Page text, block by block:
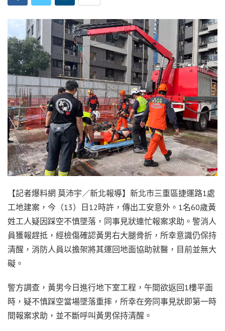
【記者爆料網 莫沛宇／新北報導】新北市三重區捷運路1處
工地建案，今（13）日12時許，傳出工安意外。1名60歲黃
姓工人疑因踩空不慎墜落，同事見狀連忙報案求助。警消人
員獲報趕抵，經檢傷確認黃男右大腿骨折，所幸意識仍保持
清醒，消防人員以擔架將其運回地面協助就醫，目前並無大
礙。
警方調查，黃男今日進行地下室工程，午間欲返回1樓平面
時，疑不慎踩空當場墜落重摔，所幸在旁同事見狀即第一時
間報案求助，並不斷呼叫黃男保持清醒。